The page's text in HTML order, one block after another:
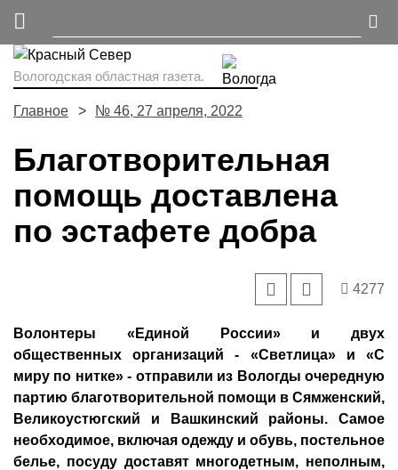
Вологодская областная газета.
Главное № 46, 27 апреля, 2022
Благотворительная
помощь доставлена
по эстафете добра
4277
Волонтеры «Единой России» и двух
общественных организаций - «Светлица» и «С
миру по нитке» - отправили из Вологды очередную
партию благотворительной помощи в Сямженский,
Великоустюгский и Вашкинский районы. Самое
необходимое, включая одежду и обувь, постельное
белье, посуду доставят многодетным, неполным,